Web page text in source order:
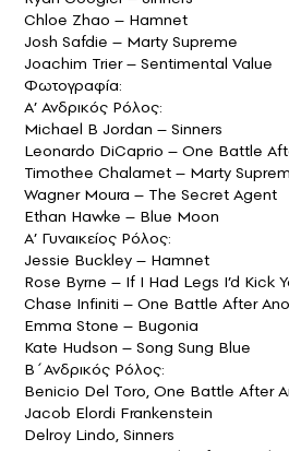
Chloe Zhao – Hamnet
Josh Safdie – Marty Supreme
Joachim Trier – Sentimental Value
Φωτογραφία:
Α’ Ανδρικός Ρόλος:
Michael B Jordan – Sinners
Leonardo DiCaprio – One Battle
Timothee Chalamet – Marty
Wagner Moura – The Secret Agent
Ethan Hawke – Blue Moon
Α’ Γυναικείος Ρόλος:
Jessie Buckley – Hamnet
Rose Byrne – If I Had Legs I’d Kick
Chase Infiniti – One Battle After
Emma Stone – Bugonia
Kate Hudson – Song Sung Blue
Β΄Ανδρικός Ρόλος:
Benicio Del Toro, One Battle After
Jacob Elordi Frankenstein
Delroy Lindo, Sinners